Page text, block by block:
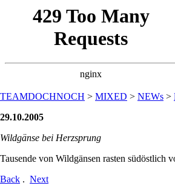
TEAMDOCHNOCH > MIXED > NEWs >
29.10.2005
Wildgänse bei Herzsprung
Tausende von Wildgänsen rasten südöstlich
Back . Next